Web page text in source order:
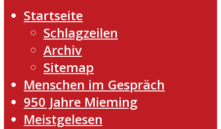
Startseite
Schlagzeilen
Archiv
Sitemap
Menschen im Gespräch
950 Jahre Mieming
Meistgelesen